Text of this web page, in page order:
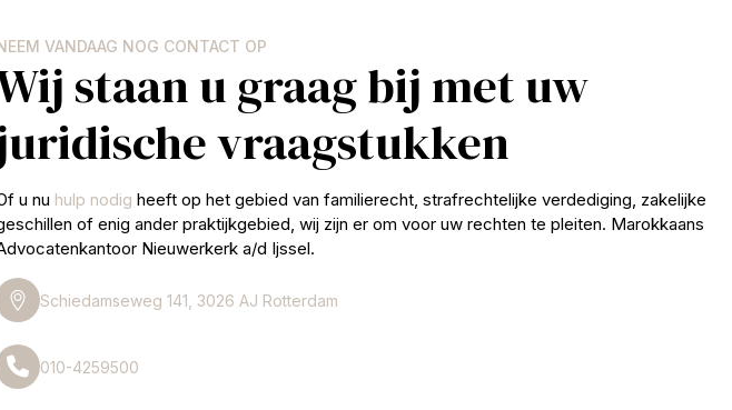
VANDAAG NOG CONTACT OP
staan u graag bij met uw
vraagstukken
u nu hulp nodig heeft op het gebied van familierecht, strafrechtelijke verdediging, zakelijke
of enig ander praktijkgebied, wij zijn er om voor uw rechten te pleiten. Marokkaans
Nieuwerkerk a/d Ijssel.
Schiedamseweg 141, 3026 AJ Rotterdam
010-4259500